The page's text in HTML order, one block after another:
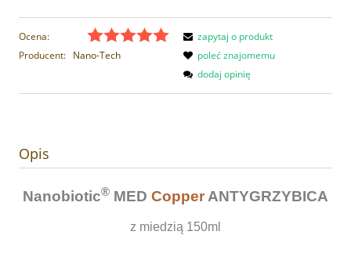
Ocena:
Producent: Nano-Tech
zapytaj o produkt
poleć znajomemu
dodaj opinię
Opis
Nanobiotic® MED CopperANTYGRZYBICA
z miedzią 150ml